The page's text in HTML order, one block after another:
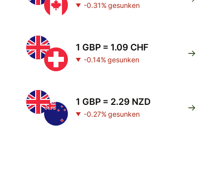
-0.31% gesunken
1 GBP = 1.09 CHF
-0.14% gesunken
1 GBP = 2.29 NZD
-0.27% gesunken